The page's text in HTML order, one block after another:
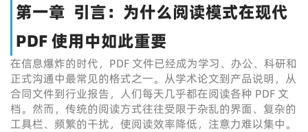
第一章 引言：为什么阅读模式在现代
PDF 使用中如此重要
在信息爆炸的时代，PDF 文件已经成为学习、办公、科研和
正式沟通中最常见的格式之一。从学术论文到产品说明，从
合同文件到行业报告，人们每天几乎都在阅读各种 PDF 文
档。然而，传统的阅读方式往往受限于杂乱的界面、复杂的
工具栏、频繁的干扰，使阅读效率降低，注意力难以集中。